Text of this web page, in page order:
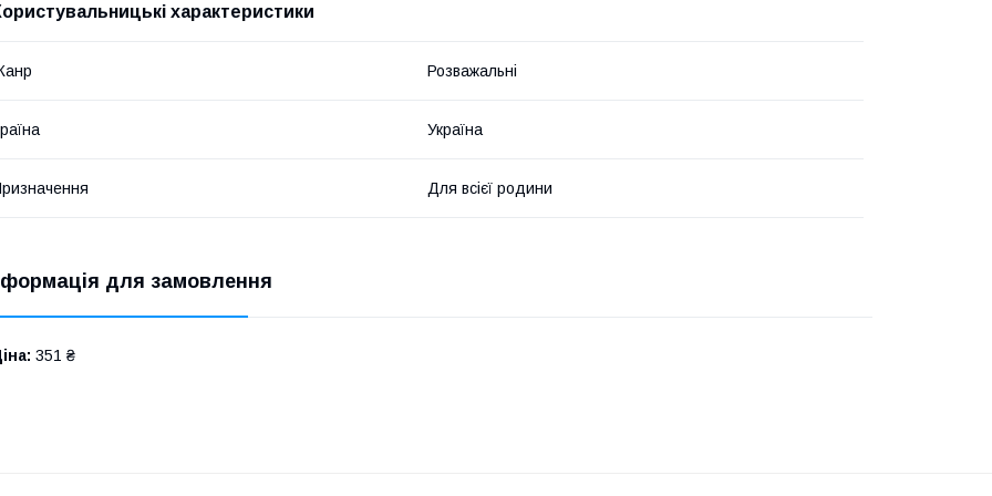
характеристики
Розважальні
Україна
Для всієї родини
для замовлення
351 ₴